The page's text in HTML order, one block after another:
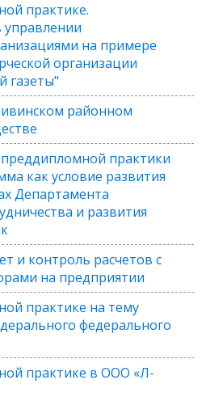
практике.
на примере
организации
газеты"
районном
практики
как условие развития
Департамента
и развития
и контроль расчетов с
на предприятии
практике на тему
федерального
практике в ООО «Л-